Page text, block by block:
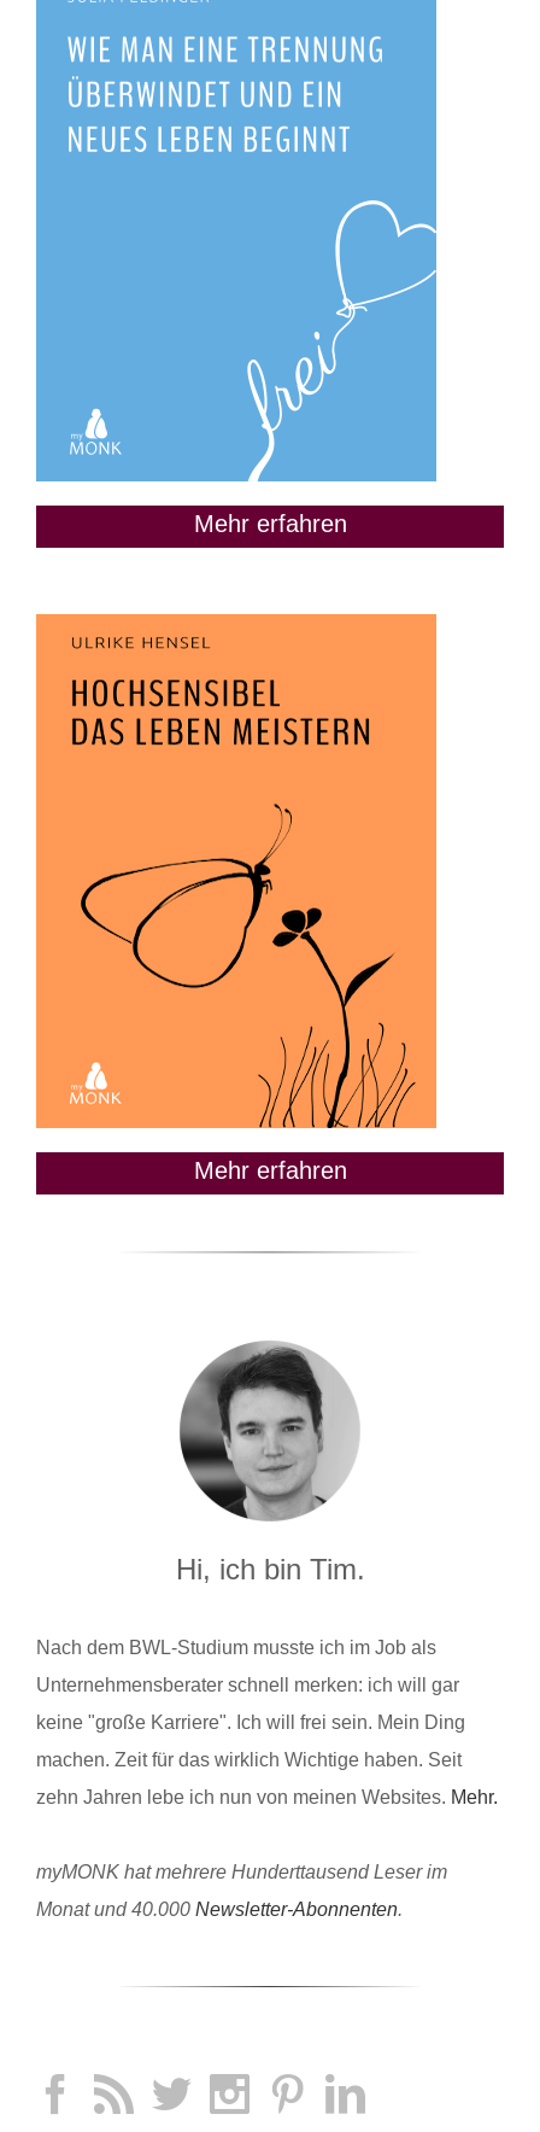
Mehr erfahren
Mehr erfahren
Hi, ich bin Tim.
Nach dem BWL-Studium musste ich im Job als
Unternehmensberater schnell merken: ich will gar
keine "große Karriere". Ich will frei sein. Mein Ding
machen. Zeit für das wirklich Wichtige haben. Seit
zehn Jahren lebe ich nun von meinen Websites. Mehr.
myMONK hat mehrere Hunderttausend Leser im
Monat und 40.000 Newsletter-Abonnenten.